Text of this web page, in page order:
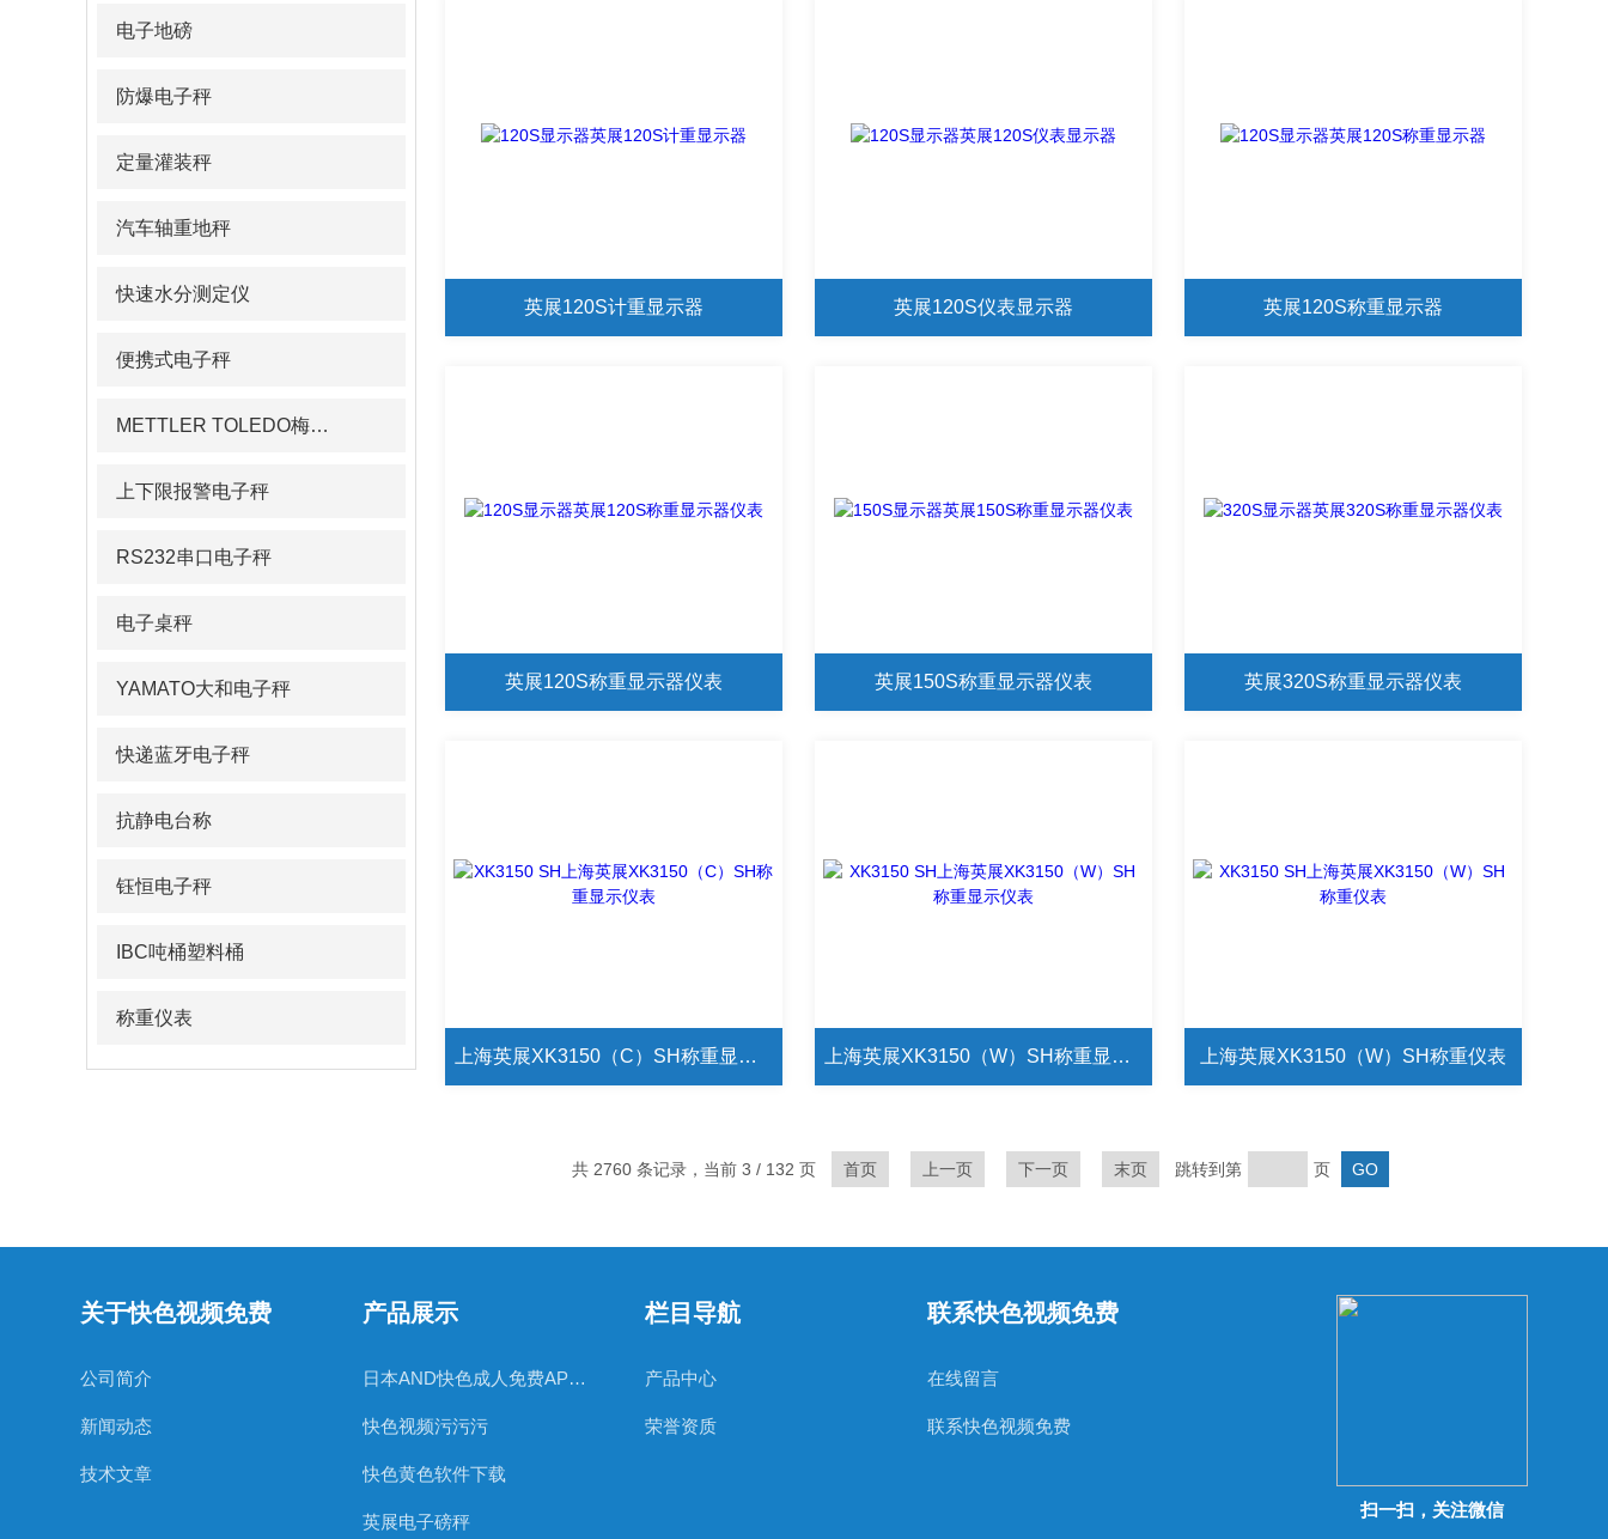
电子地磅
防爆电子秤
定量灌装秤
汽车轴重地秤
快速水分测定仪
便携式电子秤
METTLER TOLEDO梅特勒pH计/电导率仪
上下限报警电子秤
RS232串口电子秤
电子桌秤
YAMATO大和电子秤
快递蓝牙电子秤
抗静电台称
钰恒电子秤
IBC吨桶塑料桶
称重仪表
英展120S计重显示器 英展120S仪表显示器 英展120S称重显示器
英展120S称重显示器仪表 英展150S称重显示器仪表 英展320S称重显示器仪表
上海英展XK3150（C）SH称重显示仪表 上海英展XK3150（W）SH称重显示仪表 上海英展XK3150（W）SH称重仪表
共 2760 条记录，当前 3 / 132 页 首页 上一页 下一页 末页 跳转到第 页
关于快色视频免费
公司简介
新闻动态
技术文章
产品展示
日本AND快色成人免费APP下载
快色视频污污污
快色黄色软件下载
英展电子磅秤
栏目导航
产品中心
荣誉资质
联系快色视频免费
在线留言
联系快色视频免费
扫一扫，关注微信